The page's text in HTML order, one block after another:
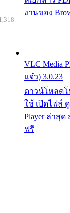
งานของ
VLC Media
แจ๋ว) 3.0.23
ดาวน์โหลดโ
ใช้ เปิดไฟล์
Player ล่าสุ
ฟรี